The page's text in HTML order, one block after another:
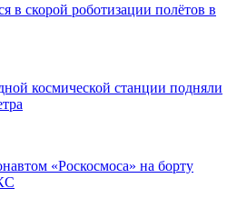
в скорой роботизации полётов в
космической станции подняли
«Роскосмоса» на борту